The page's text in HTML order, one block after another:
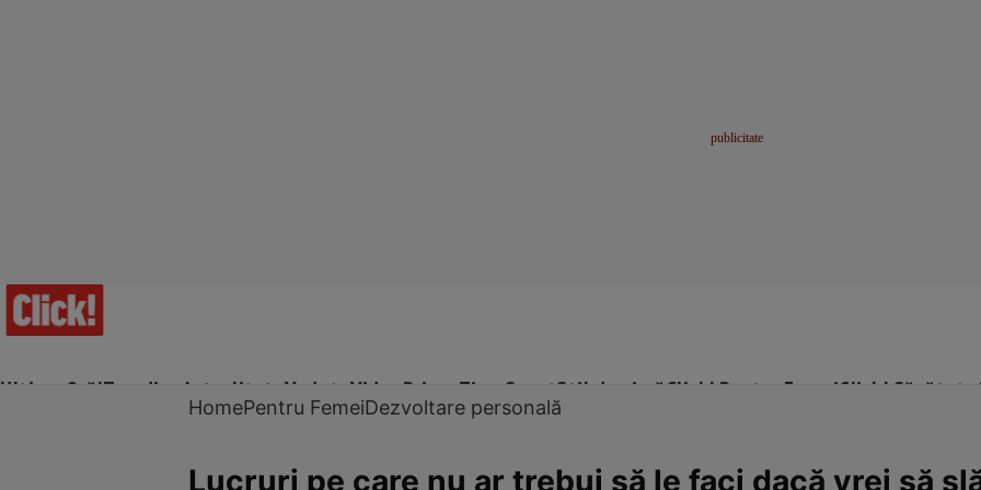
Ultima Oră!Trending Actualitate Vedete Video Prime Time SportStil de viațăClick! Pentru FemeiClick! Sănătate
HomePentru FemeiDezvoltare personală
Lucruri pe care nu ar trebui să le faci dacă vrei să